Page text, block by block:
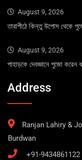
August 9, 2026
তারাপীঠে কিন্তু উপোস থেকে
August 9, 2026
পাহাড়কে দেবজ্ঞানে পুজো করেন
Address
Ranjan Lahiry &
Burdwan
+91-9434861122